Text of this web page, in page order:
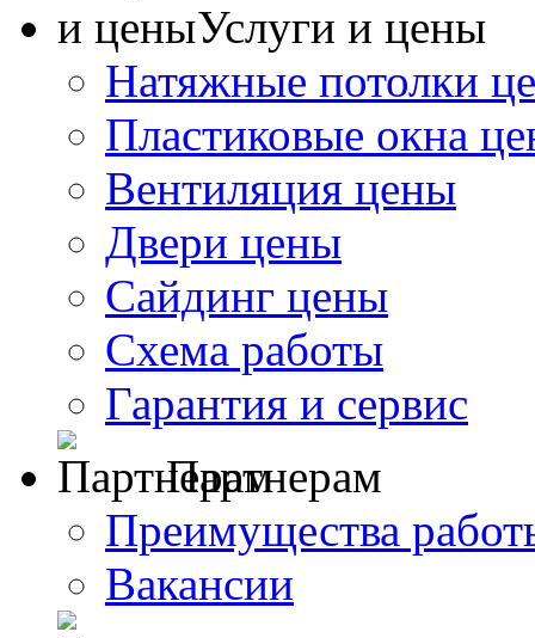
Услуги и цены
Натяжные потолки
Пластиковые окна
Вентиляция цены
Двери цены
Сайдинг цены
Схема работы
Гарантия и сервис
Партнерам
Преимущества
Вакансии